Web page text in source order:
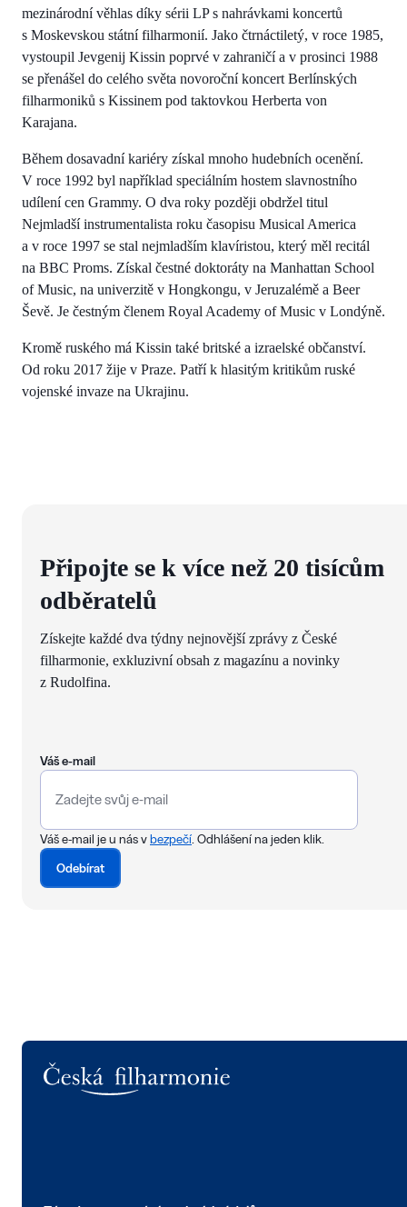
mezinárodní věhlas díky sérii LP s nahrávkami koncertů
s Moskevskou státní filharmonií. Jako čtrnáctiletý, v roce 1985,
vystoupil Jevgenij Kissin poprvé v zahraničí a v prosinci 1988
se přenášel do celého světa novoroční koncert Berlínských
filharmoniků s Kissinem pod taktovkou Herberta von
Karajana.
Během dosavadní kariéry získal mnoho hudebních ocenění.
V roce 1992 byl například speciálním hostem slavnostního
udílení cen Grammy. O dva roky později obdržel titul
Nejmladší instrumentalista roku časopisu Musical America
a v roce 1997 se stal nejmladším klavíristou, který měl recitál
na BBC Proms. Získal čestné doktoráty na Manhattan School
of Music, na univerzitě v Hongkongu, v Jeruzalémě a Beer
Ševě. Je čestným členem Royal Academy of Music v Londýně.
Kromě ruského má Kissin také britské a izraelské občanství.
Od roku 2017 žije v Praze. Patří k hlasitým kritikům ruské
vojenské invaze na Ukrajinu.
Připojte se k více než 20 tisícům
odběratelů
Získejte každé dva týdny nejnovější zprávy z České
filharmonie, exkluzivní obsah z magazínu a novinky
z Rudolfina.
Váš e-mail
Váš e-mail je u nás vbezpečí . Odhlášení na jeden klik.
Odebírat